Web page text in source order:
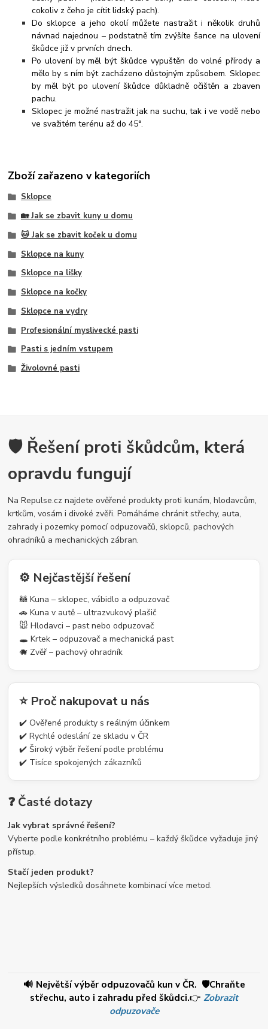
cokoliv z čeho je cítit lidský pach).
Do sklopce a jeho okolí můžete nastražit i několik druhů
návnad najednou – podstatně tím zvýšíte šance na ulovení
škůdce již v prvních dnech.
Po ulovení by měl být škůdce vypuštěn do volné přírody a
mělo by s ním být zacházeno důstojným způsobem. Sklopec
by měl být po ulovení škůdce důkladně očištěn a zbaven
pachu.
Sklopec je možné nastražit jak na suchu, tak i ve vodě nebo
ve svažitém terénu až do 45°.
Zboží zařazeno v kategoriích
Sklopce
🏡 Jak se zbavit kuny u domu
🐱 Jak se zbavit koček u domu
Sklopce na kuny
Sklopce na lišky
Sklopce na kočky
Sklopce na vydry
Profesionální myslivecké pasti
Pasti s jedním vstupem
Živolovné pasti
🛡️ Řešení proti škůdcům, která
opravdu fungují
Na Repulse.cz najdete ověřené produkty proti kunám, hlodavcům,
krtkům, vosám i divoké zvěři. Pomáháme chránit střechy, auta,
zahrady i pozemky pomocí odpuzovačů, sklopců, pachových
ohradníků a mechanických zábran.
⚙️ Nejčastější řešení
🦝 Kuna – sklopec, vábidlo a odpuzovač
🚗 Kuna v autě – ultrazvukový plašič
🐭 Hlodavci – past nebo odpuzovač
🕳️ Krtek – odpuzovač a mechanická past
🐗 Zvěř – pachový ohradník
⭐ Proč nakupovat u nás
✔️ Ověřené produkty s reálným účinkem
✔️ Rychlé odeslání ze skladu v ČR
✔️ Široký výběr řešení podle problému
✔️ Tisíce spokojených zákazníků
❓ Časté dotazy
Jak vybrat správné řešení?
Vyberte podle konkrétního problému – každý škůdce vyžaduje jiný
přístup.
Stačí jeden produkt?
Nejlepších výsledků dosáhnete kombinací více metod.
🔊 Největší výběr odpuzovačů kun v ČR. 🛡️Chraňte
střechu, auto i zahradu před škůdci.👉 Zobrazit
odpuzovače